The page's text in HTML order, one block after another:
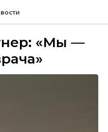
«Мы —